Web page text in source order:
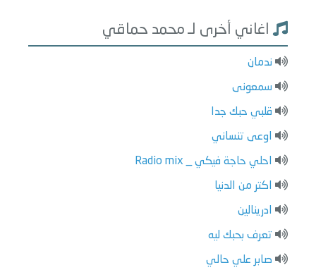
اغاني أخرى لـ محمد حماقي
ندمان
سمعونى
قلبي حبك جدا
اوعى تنساني
احلي حاجة فيكي _ Radio mix
اكتر من الدنيا
ادرينالين
تعرف بحبك ليه
صابر علي حالي